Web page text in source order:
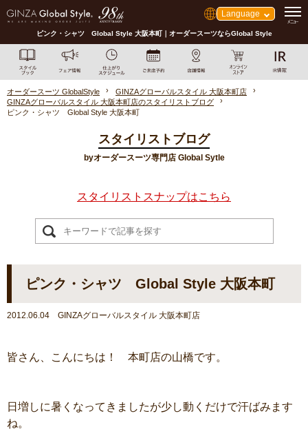
Language
ピンク・シャツ Global Style 大阪本町｜オーダースーツならGlobal Style
オーダースーツ GlobalStyle
GINZAグローバルスタイル 大阪本町店
GINZAグローバルスタイル 大阪本町店のスタイリストブログ
ピンク・シャツ Global Style 大阪本町
スタイリストブログ
byオーダースーツ専門店 Global Sytle
スタイリストスナップはこちら
ピンク・シャツ Global Style 大阪本町
2012.06.04 GINZAグローバルスタイル 大阪本町店
皆さん、こんにちは！ 本町店の山橋です。
日増しに暑くなってきましたが少し動くだけで汗ばみます
ね。